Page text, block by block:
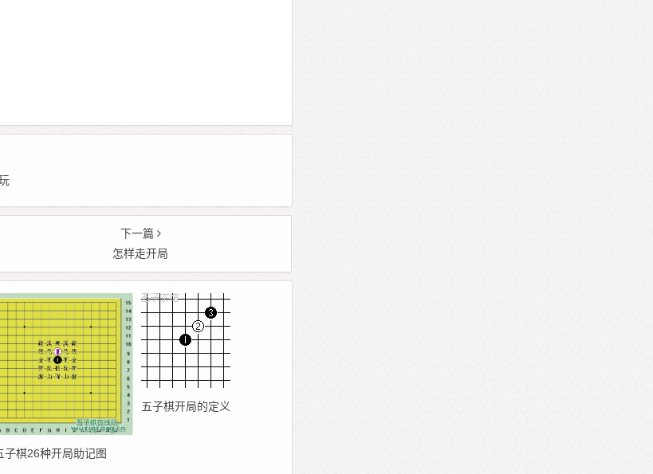
下一篇
怎样走开局
子棋26种开局助记图
五子棋开局的定义